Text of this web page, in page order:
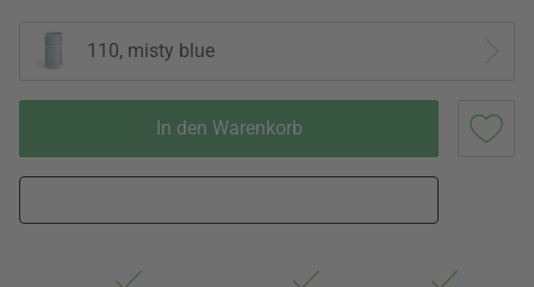
110, misty blue
In den Warenkorb